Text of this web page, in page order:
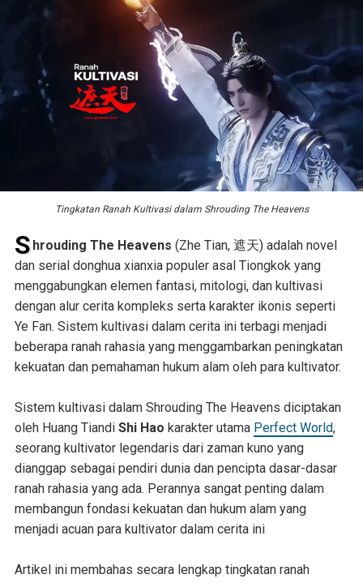
Tingkatan Ranah Kultivasi dalam Shrouding The Heavens
S hrouding The Heavens (Zhe Tian, 遮天) adalah novel
dan serial donghua xianxia populer asal Tiongkok yang
menggabungkan elemen fantasi, mitologi, dan kultivasi
dengan alur cerita kompleks serta karakter ikonis seperti
Ye Fan. Sistem kultivasi dalam cerita ini terbagi menjadi
beberapa ranah rahasia yang menggambarkan peningkatan
kekuatan dan pemahaman hukum alam oleh para kultivator.
Sistem kultivasi dalam Shrouding The Heavens diciptakan
oleh Huang Tiandi Shi Hao karakter utama Perfect World,
seorang kultivator legendaris dari zaman kuno yang
dianggap sebagai pendiri dunia dan pencipta dasar-dasar
ranah rahasia yang ada. Perannya sangat penting dalam
membangun fondasi kekuatan dan hukum alam yang
menjadi acuan para kultivator dalam cerita ini
Artikel ini membahas secara lengkap tingkatan ranah